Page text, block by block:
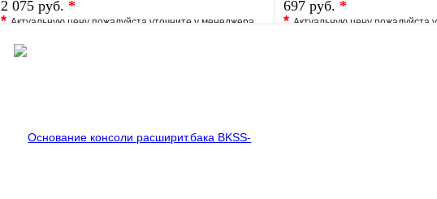
2 075 руб. *
*Актуальную цену пожалуйста уточните у менеджера
В избранное
697 руб. *
*Актуальную цену пожалуйста